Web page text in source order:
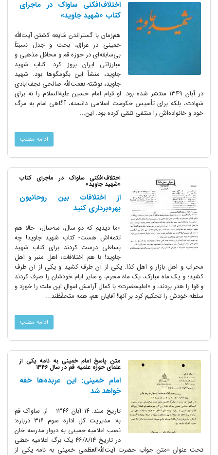
اختلاف‌افکنی‌ ساواک در ماجرای
کتاب «شهید جاوید»
هم‌زمان با گستراندن شایعه کشتن آیت‌الله
خمینی در عراق، بحث و جدل نسبتاً
بی‌سابقه‌ای در حوزه قم و محافل مذهبی و
مبارزاتی ایران بروز کرد. کتاب شهید
جاوید، منشأ این بگومگوها بود. شهید
جاوید، نوشته نعمت‌الله صالحی نجف‌آبادی
در آبان ۱۳۴۹ منتشر شده بود. او قیام امام حسین علیه‌السلام را نه برای
شهادت، بلکه برای تأسیس حکومت اسلامی دانسته، آگاهی امام به مرگ
خود و خانواده‌اش را منتفی تلقی کرده بود. این...
ادامه مطلب
اختلاف‌افکنی‌ ساواک در ماجرای کتاب
«شهید جاوید»
از اختلافات بین روحانیون
بهره‌برداری کنید
«ما دیدیم که دو سال، سه‌سال، -حالا هم
تتمه‌اش هست- کتاب شهید جاوید! چه
بساطی درست کردند برای کتاب شهید
جاوید! با هم اختلافات؛ اهل منبر و اهل
محراب و اهل بازار و اهل کذا. یکی از آن طرف کشید و یکی از آن طرف
کشید؛ و یک ماه مبارک، یک ماه محرم، و سایر ایام خودشان را صرف کردند
و قوا را هدر بردند، و «اعلیحضرت» با کمال آرامش اموال این ملت را خورد و
سلطه خودش را تحکیم کرد بر آنها! آقایان هم، همه متحفّظند...
ادامه مطلب
متن پاسخ امام خمینی به نامه یکی از
علمای حوزه علمیه قم در سال ۱۳۴۶
امام خمینی: این عربده‌ها خفه
خواهد شد
تاریخ سند: ۱۴ آبان ۱۳۴۶ از: ساواک قم
به: مدیریت کل اداره سوم ۳۱۶ درباره:
نصب اعلامیه خمینی به دیوار مدرسه خان
در تاریخ ۴۶/۸/۱۴ یک برگ اعلامیه خطی
تحت عنوان «متن جواب حضرت آیت‌الله‌العظمی خمینی به نامه یکی از